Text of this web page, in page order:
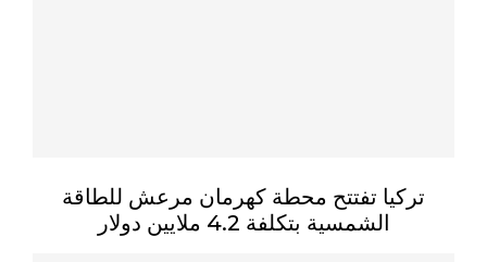
تركيا تفتتح محطة كهرمان مرعش للطاقة
الشمسية بتكلفة 4.2 ملايين دولار